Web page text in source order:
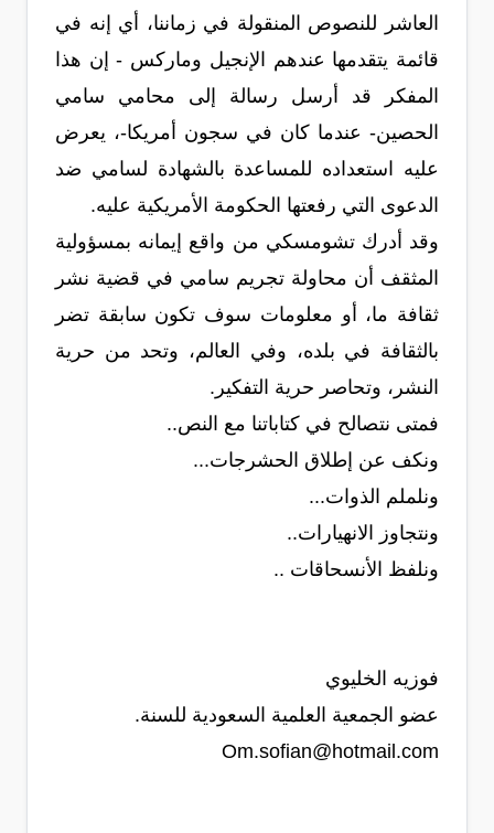
العاشر للنصوص المنقولة في زماننا، أي إنه في
قائمة يتقدمها عندهم الإنجيل وماركس - إن هذا
المفكر قد أرسل رسالة إلى محامي سامي
الحصين- عندما كان في سجون أمريكا-، يعرض
عليه استعداده للمساعدة بالشهادة لسامي ضد
الدعوى التي رفعتها الحكومة الأمريكية عليه.
وقد أدرك تشومسكي من واقع إيمانه بمسؤولية
المثقف أن محاولة تجريم سامي في قضية نشر
ثقافة ما، أو معلومات سوف تكون سابقة تضر
بالثقافة في بلده، وفي العالم، وتحد من حرية
النشر، وتحاصر حرية التفكير.
فمتى نتصالح في كتاباتنا مع النص..
ونكف عن إطلاق الحشرجات...
ونلملم الذوات...
ونتجاوز الانهيارات..
ونلفظ الأنسحاقات ..
فوزيه الخليوي
عضو الجمعية العلمية السعودية للسنة.
Om.sofian@hotmail.com